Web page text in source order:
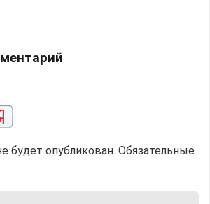
будет опубликован. Обязательные